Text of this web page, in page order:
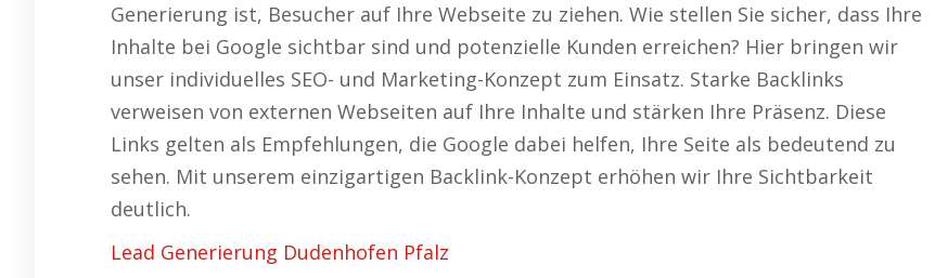
Generierung ist, Besucher auf Ihre Webseite zu ziehen. Wie stellen Sie sicher, dass Ihre
Inhalte bei Google sichtbar sind und potenzielle Kunden erreichen? Hier bringen wir
unser individuelles SEO- und Marketing-Konzept zum Einsatz. Starke Backlinks
verweisen von externen Webseiten auf Ihre Inhalte und stärken Ihre Präsenz. Diese
Links gelten als Empfehlungen, die Google dabei helfen, Ihre Seite als bedeutend zu
sehen. Mit unserem einzigartigen Backlink-Konzept erhöhen wir Ihre Sichtbarkeit
deutlich.
Lead Generierung Dudenhofen Pfalz